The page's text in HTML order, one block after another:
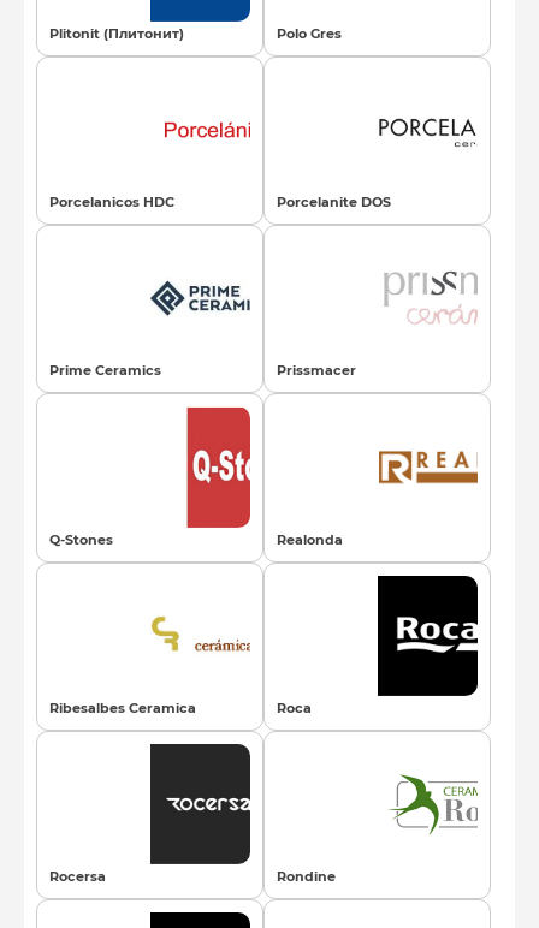
Plitonit (Плитонит) Polo Gres
Porcelanicos HDC Porcelanite DOS
Prime Ceramics Prissmacer
Q-Stones Realonda
Ribesalbes Ceramica Roca
Rocersa Rondine